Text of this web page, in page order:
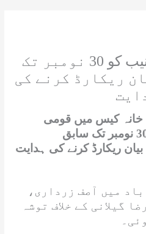
توشہ خانہ کیس: نیب کو 30 نومبر تک
ریکارڈ کرنے کی
خانہ کیس میں قومی
احتساب بیورو (نیب) کو 30 نومبر تک سابق
ریکارڈ کرنے کی ہدایت
میں آصف زرداری،
گیلانی کے خلاف توشہ